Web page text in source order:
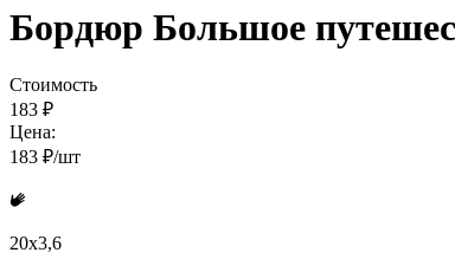
Бордюр Большое
Стоимость
183 ₽
Цена:
183 ₽/шт
20x3,6